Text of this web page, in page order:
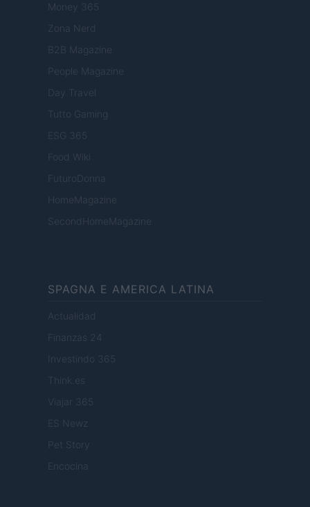
Money 365
Zona Nerd
B2B Magazine
People Magazine
Day Travel
Tutto Gaming
ESG 365
Food Wiki
FuturoDonna
HomeMagazine
SecondHomeMagazine
SPAGNA E AMERICA LATINA
Actualidad
Finanzas 24
Investindo 365
Think.es
Viajar 365
ES Newz
Pet Story
Encocina